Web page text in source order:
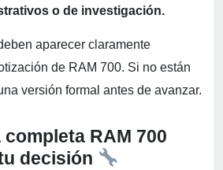
o de investigación.
aparecer claramente
de RAM 700. Si no están
versión formal antes de avanzar.
RAM 700
decisión